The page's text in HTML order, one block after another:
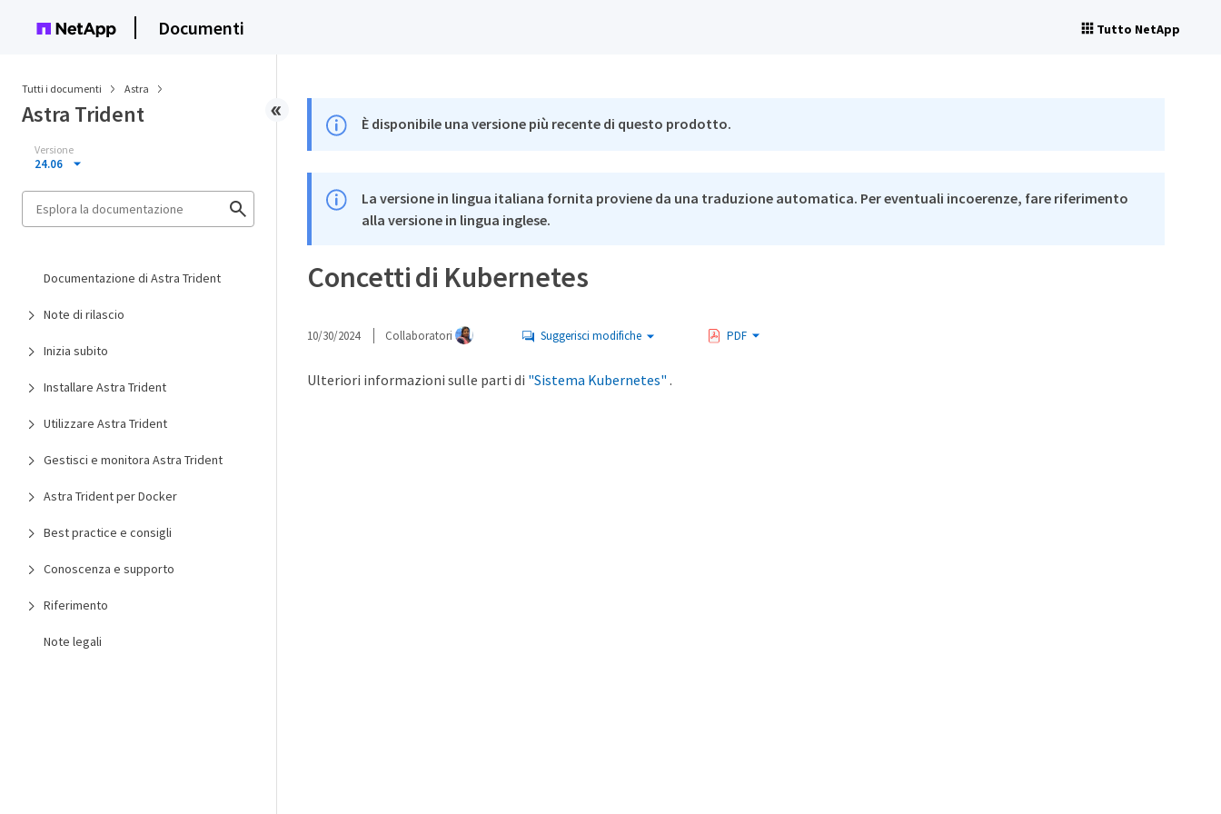
Documenti Tutto NetApp
Tutti i documenti Astra
Astra Trident
Versione
24.06
Documentazione di Astra Trident
Note di rilascio
Inizia subito
Installare Astra Trident
Utilizzare Astra Trident
Gestisci e monitora Astra Trident
Astra Trident per Docker
Best practice e consigli
Conoscenza e supporto
Riferimento
Note legali
È disponibile una versione più recente di questo prodotto.
La versione in lingua italiana fornita proviene da una traduzione automatica. Per eventuali incoerenze, fare riferimento
alla versione in lingua inglese.
Concetti di Kubernetes
10/30/2024 Collaboratori Suggerisci modifiche PDF
Ulteriori informazioni sulle parti di "Sistema Kubernetes" .